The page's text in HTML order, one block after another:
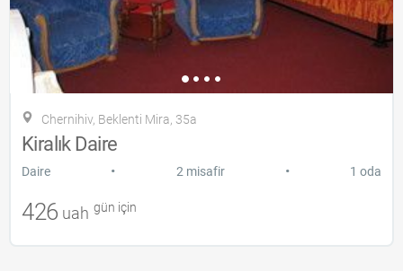
Chernihiv, Beklenti Mira, 35a
Kiralık Daire
Daire • 2 misafir • 1 oda
426 uah gün için